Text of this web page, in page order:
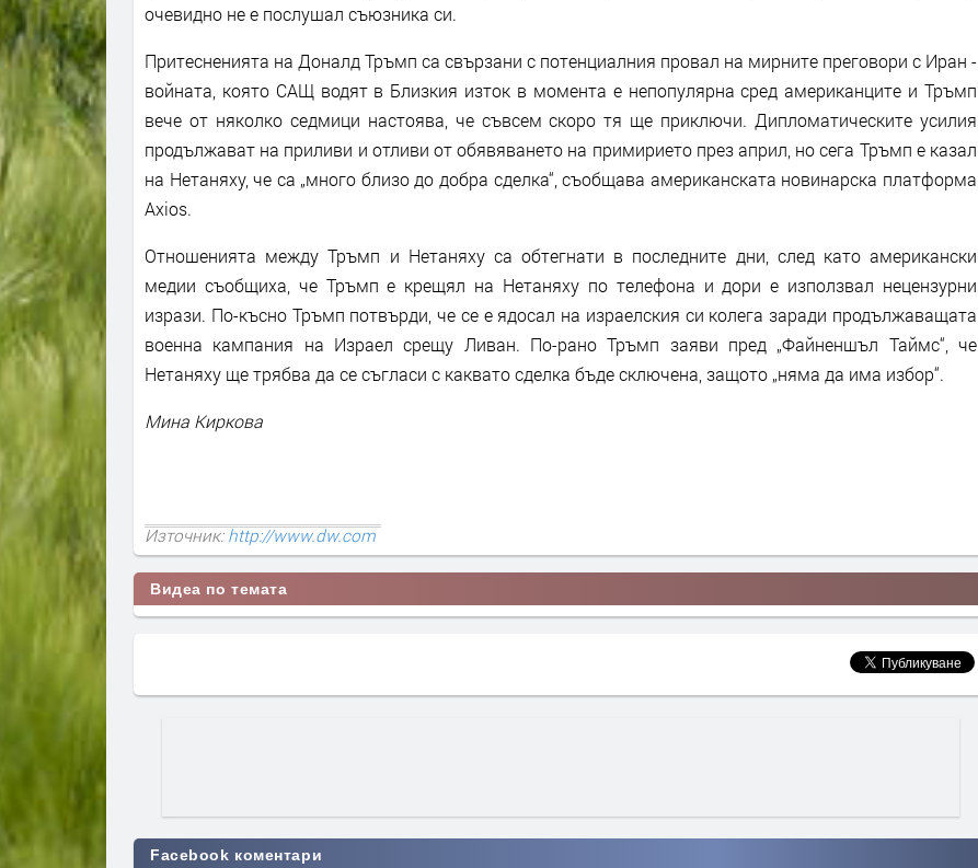
очевидно не е послушал съюзника си.
Притесненията на Доналд Тръмп са свързани с потенциалния провал на мирните преговори с Иран -
войната, която САЩ водят в Близкия изток в момента е непопулярна сред американците и Тръмп
вече от няколко седмици настоява, че съвсем скоро тя ще приключи. Дипломатическите усилия
продължават на приливи и отливи от обявяването на примирието през април, но сега Тръмп е казал
на Нетаняху, че са „много близо до добра сделка“, съобщава американската новинарска платформа
Axios.
Отношенията между Тръмп и Нетаняху са обтегнати в последните дни, след като американски
медии съобщиха, че Тръмп е крещял на Нетаняху по телефона и дори е използвал нецензурни
изрази. По-късно Тръмп потвърди, че се е ядосал на израелския си колега заради продължаващата
военна кампания на Израел срещу Ливан. По-рано Тръмп заяви пред „Файненшъл Таймс“, че
Нетаняху ще трябва да се съгласи с каквато сделка бъде сключена, защото „няма да има избор“.
Мина Киркова
Източник: http://www.dw.com
Видеа по темата
Facebook коментари